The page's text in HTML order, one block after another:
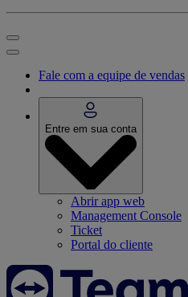
Fale com a equipe de vendas
Entre em sua conta
Abrir app web
Management Console
Ticket
Portal do cliente